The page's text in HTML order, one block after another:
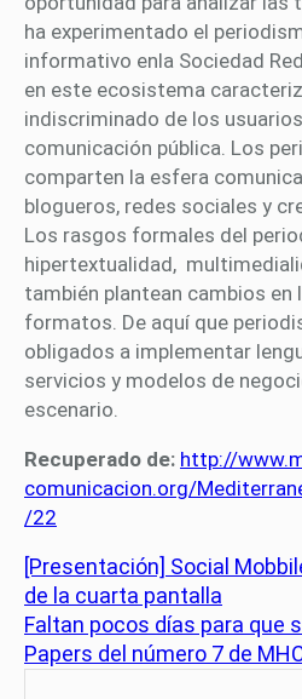
ha experimentado el
informativo enla Sociedad
en este ecosistema
indiscriminado de los
comunicación pública. Los
comparten la esfera
blogueros, redes sociales y
Los rasgos formales del
hipertextualidad,
también plantean cambios en
formatos. De aquí que
obligados a implementar
servicios y modelos de
escenario.
Recuperado de: http://
comunicacion.org/
/22
[Presentación] Social
de la cuarta pantalla
Faltan pocos días para que
Papers del número 7 de